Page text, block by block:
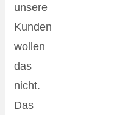
unsere
Kunden
wollen
das
nicht.
Das